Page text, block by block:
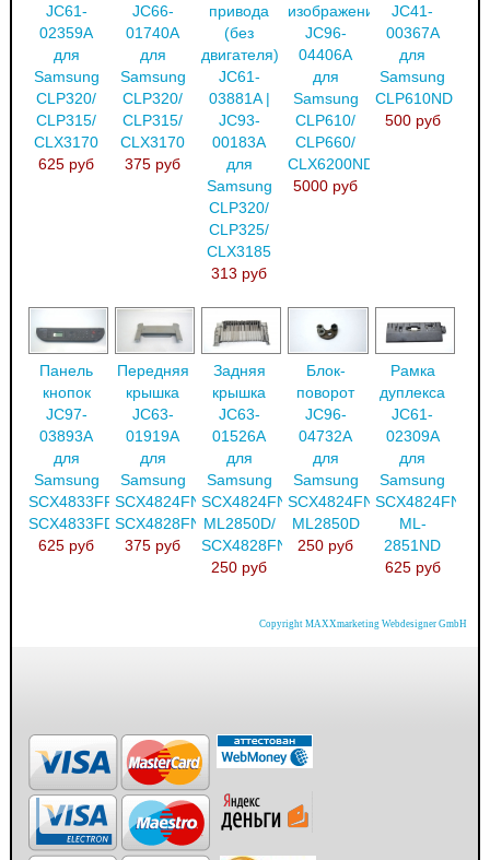
JC61-
02359A
для
Samsung
CLP320/
CLP315/
CLX3170
625 руб
JC66-
01740A
для
Samsung
CLP320/
CLP315/
CLX3170
375 руб
привода
(без
двигателя)
JC61-
03881A |
JC93-
00183A
для
Samsung
CLP320/
CLP325/
CLX3185
313 руб
изображения
JC96-
04406A
для
Samsung
CLP610/
CLP660/
CLX6200ND
5000 руб
JC41-
00367A
для
Samsung
CLP610ND
500 руб
Панель
кнопок
JC97-
03893A
для
Samsung
SCX4833FR/
SCX4833FD
625 руб
Передняя
крышка
JC63-
01919A
для
Samsung
SCX4824FN/
SCX4828FN
375 руб
Задняя
крышка
JC63-
01526A
для
Samsung
SCX4824FN/
ML2850D/
SCX4828FN
250 руб
Блок-
поворот
JC96-
04732A
для
Samsung
SCX4824FN/
ML2850D
250 руб
Рамка
дуплекса
JC61-
02309A
для
Samsung
SCX4824FN/
ML-
2851ND
625 руб
Copyright MAXXmarketing Webdesigner GmbH